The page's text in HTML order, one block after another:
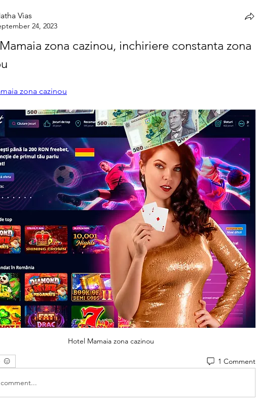
Vias
Vias
24, 2023
zona cazinou, inchiriere constanta zona
zona cazinou
Hotel Mamaia zona cazinou
1 Comment